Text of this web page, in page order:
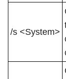
/s <System>